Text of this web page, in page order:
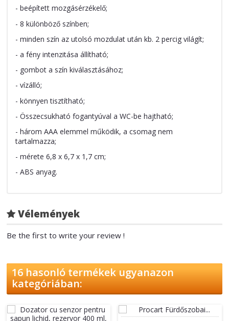
- beépített mozgásérzékelő;
- 8 különböző színben;
- minden szín az utolsó mozdulat után kb. 2 percig világít;
- a fény intenzitása állítható;
- gombot a szín kiválasztásához;
- vízálló;
- könnyen tisztítható;
- Összecsukható fogantyúval a WC-be hajtható;
- három AAA elemmel működik, a csomag nem
tartalmazza;
- mérete 6,8 x 6,7 x 1,7 cm;
- ABS anyag.
Vélemények
Be the first to write your review !
16 hasonló termékek ugyanazon
kategóriában: